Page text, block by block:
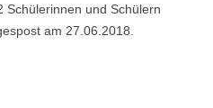
Schülerinnen und Schülern
am 27.06.2018.